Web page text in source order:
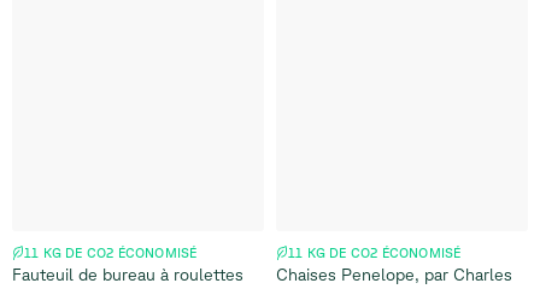
11 KG DE CO2 ÉCONOMISÉ
Fauteuil de bureau à roulettes
11 KG DE CO2 ÉCONOMISÉ
Chaises Penelope, par Charles